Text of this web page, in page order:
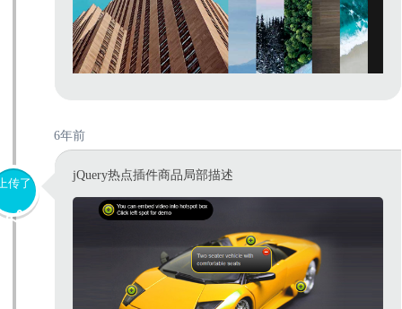
6年前
传了
jQuery热点插件商品局部描述